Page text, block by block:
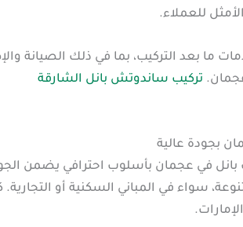
للعملاء.
ما بعد التركيب، بما في ذلك الصيانة
تركيب ساندوتش بانل الشارقة
بجودة عالية
في عجمان بأسلوب احترافي يضمن
سواء في المباني السكنية أو